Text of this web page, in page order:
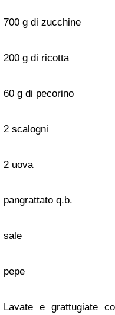
700 g di zucchine
200 g di ricotta
60 g di pecorino
2 scalogni
2 uova
pangrattato q.b.
sale
pepe
Lavate e grattugiate